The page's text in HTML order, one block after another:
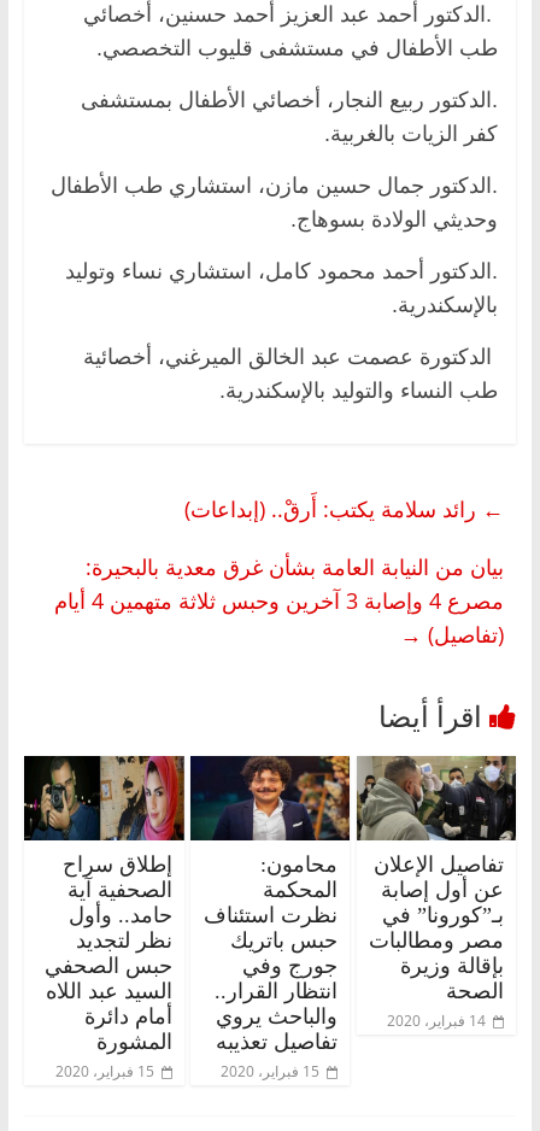
.الدكتور أحمد عبد العزيز أحمد حسنين، أخصائي
طب الأطفال في مستشفى قليوب التخصصي.
.الدكتور ربيع النجار، أخصائي الأطفال بمستشفى
كفر الزيات بالغربية.
.الدكتور جمال حسين مازن، استشاري طب الأطفال
وحديثي الولادة بسوهاج.
.الدكتور أحمد محمود كامل، استشاري نساء وتوليد
بالإسكندرية.
الدكتورة عصمت عبد الخالق الميرغني، أخصائية
طب النساء والتوليد بالإسكندرية.
← رائد سلامة يكتب: أَرقْ.. (إبداعات)
بيان من النيابة العامة بشأن غرق معدية بالبحيرة:
مصرع 4 وإصابة 3 آخرين وحبس ثلاثة متهمين 4 أيام
(تفاصيل) →
تفاصيل الإعلان
عن أول إصابة
بـ”كورونا” في
مصر ومطالبات
بإقالة وزيرة
الصحة
14 فبراير، 2020
محامون:
المحكمة
نظرت استئناف
حبس باتريك
جورج وفي
انتظار القرار..
والباحث يروي
تفاصيل تعذيبه
15 فبراير، 2020
إطلاق سراح
الصحفية آية
حامد.. وأول
نظر لتجديد
حبس الصحفي
السيد عبد اللاه
أمام دائرة
المشورة
15 فبراير، 2020